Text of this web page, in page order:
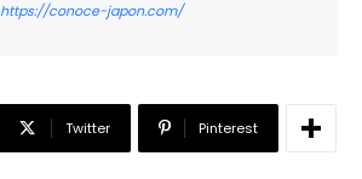
https://conoce-japon.com/
Twitter Pinterest